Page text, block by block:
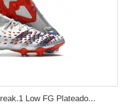
Low FG Plateado...